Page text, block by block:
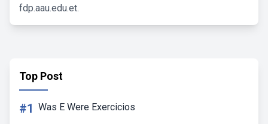
fdp.aau.edu.et.
Top Post
#1 Was E Were Exercicios